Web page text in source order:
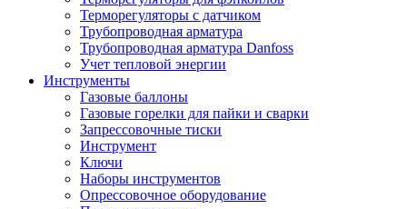
Терморегуляторы с датчиком
Трубопроводная арматура
Трубопроводная арматура Danfoss
Учет тепловой энергии
Инструменты
Газовые баллоны
Газовые горелки для пайки и сварки
Запрессовочные тиски
Инструмент
Ключи
Наборы инструментов
Опрессовочное оборудование